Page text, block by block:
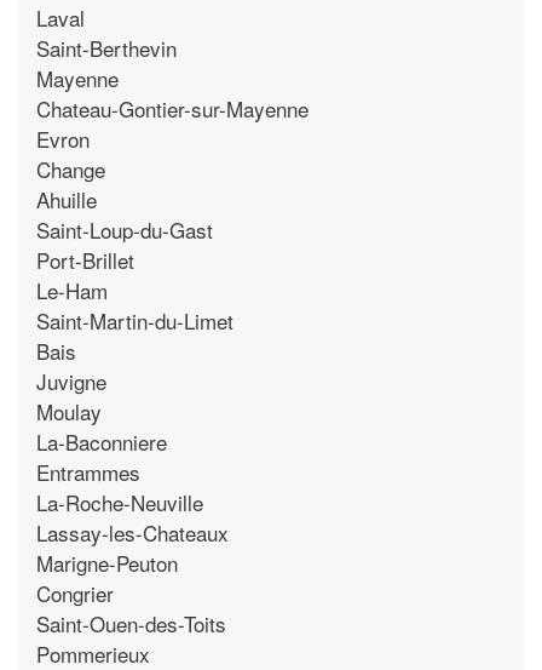
Laval
Saint-Berthevin
Mayenne
Chateau-Gontier-sur-Mayenne
Evron
Change
Ahuille
Saint-Loup-du-Gast
Port-Brillet
Le-Ham
Saint-Martin-du-Limet
Bais
Juvigne
Moulay
La-Baconniere
Entrammes
La-Roche-Neuville
Lassay-les-Chateaux
Marigne-Peuton
Congrier
Saint-Ouen-des-Toits
Pommerieux